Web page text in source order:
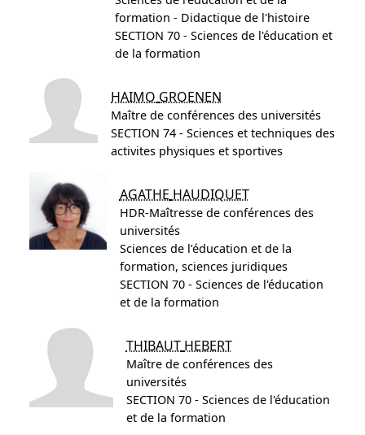
formation - Didactique de l'histoire
SECTION 70 - Sciences de l'éducation et
de la formation
HAIMO GROENEN
Maître de conférences des universités
SECTION 74 - Sciences et techniques des
activites physiques et sportives
AGATHE HAUDIQUET
HDR-Maîtresse de conférences des
universités
Sciences de l’éducation et de la
formation, sciences juridiques
SECTION 70 - Sciences de l'éducation
et de la formation
THIBAUT HEBERT
Maître de conférences des
universités
SECTION 70 - Sciences de l'éducation
et de la formation